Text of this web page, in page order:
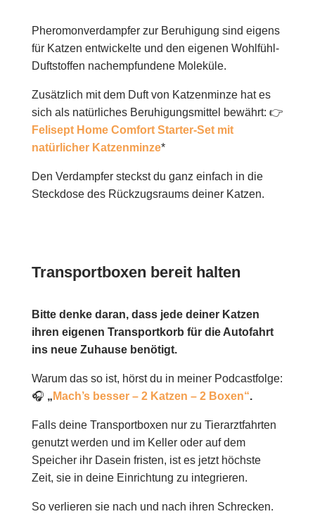
Pheromonverdampfer zur Beruhigung sind eigens
für Katzen entwickelte und den eigenen Wohlfühl-
Duftstoffen nachempfundene Moleküle.
Zusätzlich mit dem Duft von Katzenminze hat es
sich als natürliches Beruhigungsmittel bewährt: 👉
Felisept Home Comfort Starter-Set mit
natürlicher Katzenminze*
Den Verdampfer steckst du ganz einfach in die
Steckdose des Rückzugsraums deiner Katzen.
Transportboxen bereit halten
Bitte denke daran, dass jede deiner Katzen
ihren eigenen Transportkorb für die Autofahrt
ins neue Zuhause benötigt.
Warum das so ist, hörst du in meiner Podcastfolge:
🎧 „ Mach’s besser – 2 Katzen – 2 Boxen“.
Falls deine Transportboxen nur zu Tierarztfahrten
genutzt werden und im Keller oder auf dem
Speicher ihr Dasein fristen, ist es jetzt höchste
Zeit, sie in deine Einrichtung zu integrieren.
So verlieren sie nach und nach ihren Schrecken.